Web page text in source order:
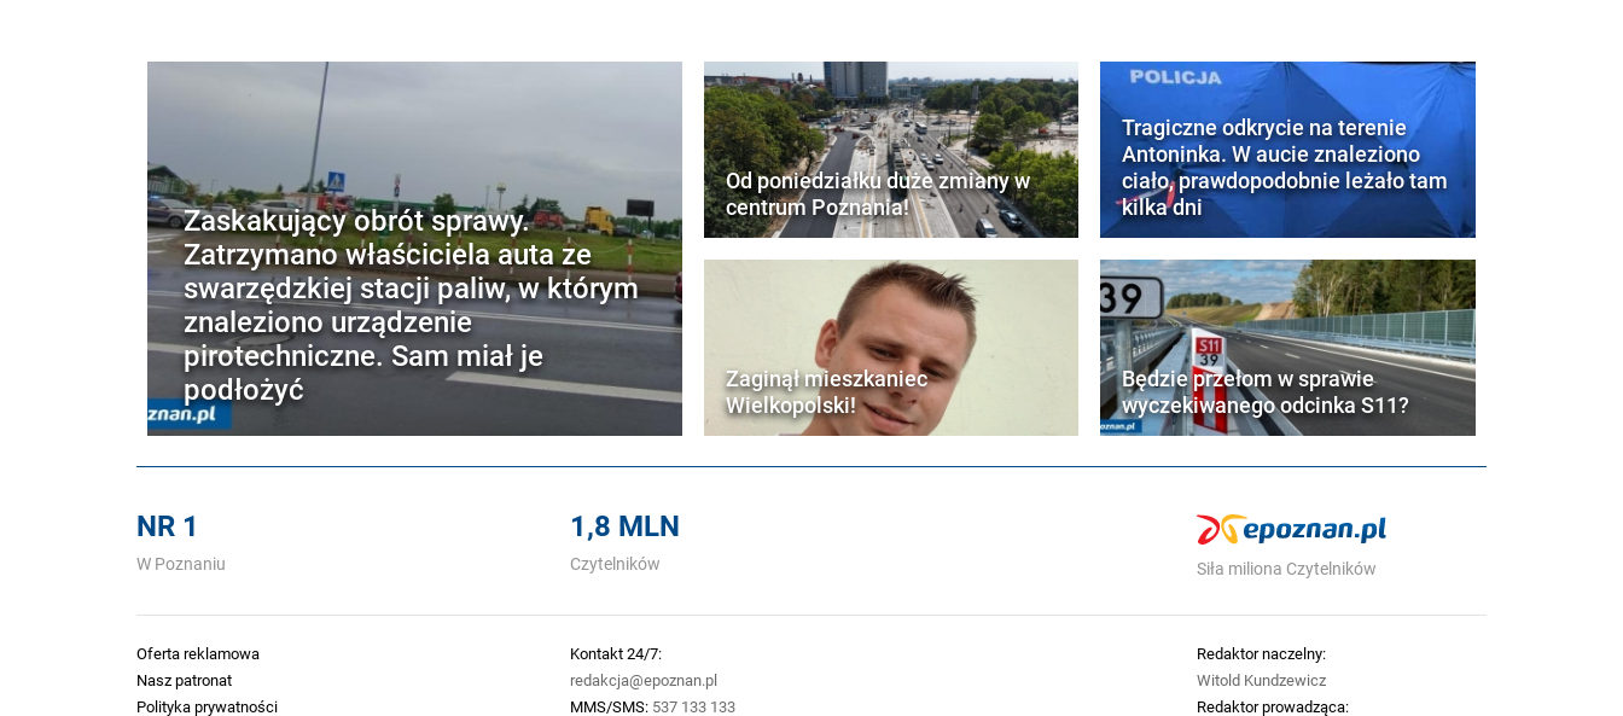
Zaskakujący obrót sprawy.
Zatrzymano właściciela auta ze
swarzędzkiej stacji paliw, w którym
znaleziono urządzenie
pirotechniczne. Sam miał je
podłożyć
Od poniedziałku duże zmiany w
centrum Poznania!
Zaginął mieszkaniec
Wielkopolski!
Tragiczne odkrycie na terenie
Antoninka. W aucie znaleziono
ciało, prawdopodobnie leżało tam
kilka dni
Będzie przełom w sprawie
wyczekiwanego odcinka S11?
NR 1
W Poznaniu
1,8 MLN
Czytelników Siła miliona Czytelników
Oferta reklamowa
Nasz patronat
Polityka prywatności
Kontakt 24/7:
redakcja@epoznan.pl
MMS/SMS: 537 133 133
Redaktor naczelny:
Witold Kundzewicz
Redaktor prowadząca: